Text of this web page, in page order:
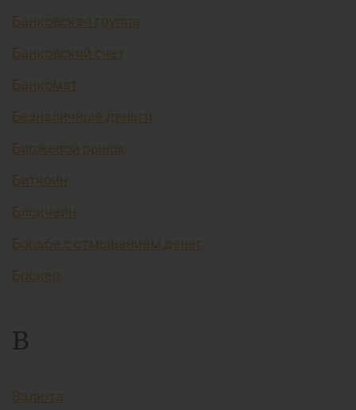
Банковская группа
Банковский счет
Банкомат
Безналичные деньги
Биржевой рынок
Биткоин
Блокчейн
Борьба с отмыванием денег
Брокер
В
Валюта